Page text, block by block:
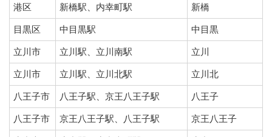
港区
新橋駅、内幸町駅
新橋
目黒区
中目黒駅
中目黒
立川市
立川駅、立川南駅
立川
立川市
立川駅、立川北駅
立川北
八王子市
八王子駅、京王八王子駅
八王子
八王子市
京王八王子駅、八王子駅
京王八王子